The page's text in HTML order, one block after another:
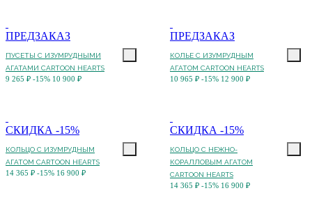
ПРЕДЗАКАЗ
ПУСЕТЫ C ИЗУМРУДНЫМИ
АГАТАМИ CARTOON HEARTS
9 265 ₽ -15% 10 900 ₽
ПРЕДЗАКАЗ
КОЛЬЕ C ИЗУМРУДНЫМ
АГАТОМ CARTOON HEARTS
10 965 ₽ -15% 12 900 ₽
СКИДКА -15%
КОЛЬЦО C ИЗУМРУДНЫМ
АГАТОМ CARTOON HEARTS
14 365 ₽ -15% 16 900 ₽
СКИДКА -15%
КОЛЬЦО C НЕЖНО-
КОРАЛЛОВЫМ АГАТОМ
CARTOON HEARTS
14 365 ₽ -15% 16 900 ₽